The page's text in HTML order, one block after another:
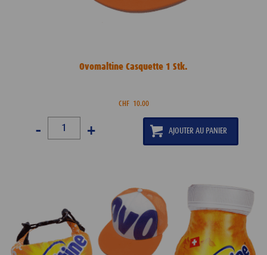
Ovomaltine Casquette 1 Stk.
CHF 10.00
- +